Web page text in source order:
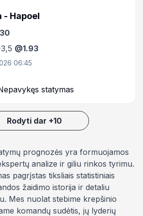
- Hapoel
@1.93
06:45
statymas
Rodyti dar +10
prognozės yra formuojamos
analize ir giliu rinkos tyrimu.
pagrįstas tiksliais statistiniais
žaidimo istorija ir detaliu
Mes nuolat stebime krepšinio
komandų sudėtis, jų lyderių